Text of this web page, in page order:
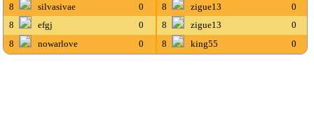
8
silvasivae 0 8 zigue13
0
8
efgj 0 8 zigue13
0
8
nowarlove 0 8 king55 0